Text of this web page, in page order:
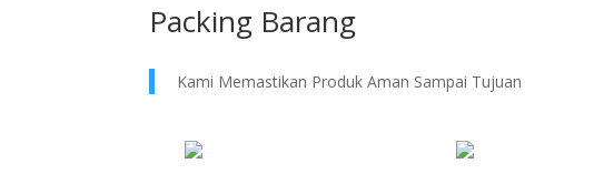
Packing Barang
Kami Memastikan Produk Aman Sampai Tujuan